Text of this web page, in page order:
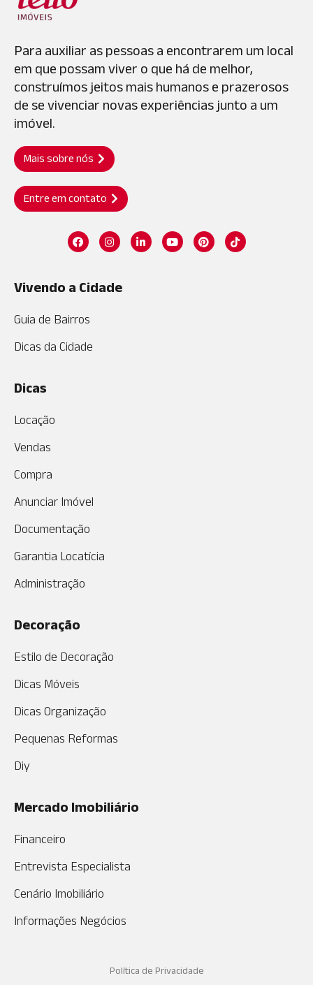
Para auxiliar as pessoas a encontrarem um local
em que possam viver o que há de melhor,
construímos jeitos mais humanos e prazerosos
de se vivenciar novas experiências junto a um
imóvel.
Mais sobre nós
Entre em contato
Vivendo a Cidade
Guia de Bairros
Dicas da Cidade
Dicas
Locação
Vendas
Compra
Anunciar Imóvel
Documentação
Garantia Locatícia
Administração
Decoração
Estilo de Decoração
Dicas Móveis
Dicas Organização
Pequenas Reformas
Diy
Mercado Imobiliário
Financeiro
Entrevista Especialista
Cenário Imobiliário
Informações Negócios
Política de Privacidade